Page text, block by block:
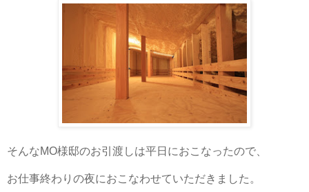
そんなMO様邸のお引渡しは平日におこなったので、
お仕事終わりの夜におこなわせていただきました。